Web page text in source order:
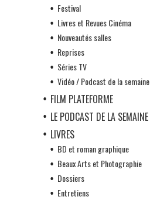
Festival
Livres et Revues Cinéma
Nouveautés salles
Reprises
Séries TV
Vidéo / Podcast de la semaine
FILM PLATEFORME
LE PODCAST DE LA SEMAINE
LIVRES
BD et roman graphique
Beaux Arts et Photographie
Dossiers
Entretiens